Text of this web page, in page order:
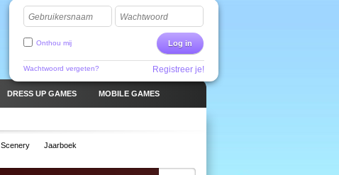
Gebruikersnaam Wachtwoord
Log in
Onthou mij
Wachtwoord vergeten? Registreer je!
DRESS UP GAMES MOBILE GAMES
Scenery Jaarboek